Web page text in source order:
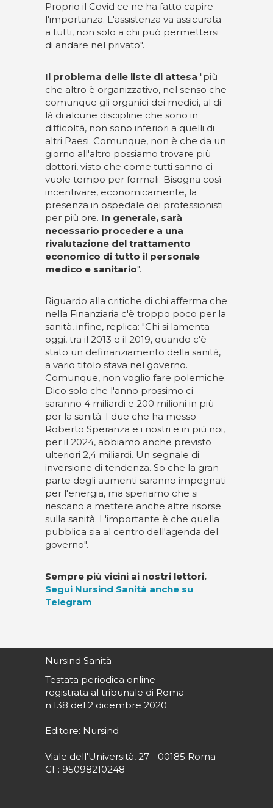
Proprio il Covid ce ne ha fatto capire
l'importanza. L'assistenza va assicurata
a tutti, non solo a chi può permettersi
di andare nel privato".
Il problema delle liste di attesa "più
che altro è organizzativo, nel senso che
comunque gli organici dei medici, al di
là di alcune discipline che sono in
difficoltà, non sono inferiori a quelli di
altri Paesi. Comunque, non è che da un
giorno all'altro possiamo trovare più
dottori, visto che come tutti sanno ci
vuole tempo per formali. Bisogna così
incentivare, economicamente, la
presenza in ospedale dei professionisti
per più ore. In generale, sarà
necessario procedere a una
rivalutazione del trattamento
economico di tutto il personale
medico e sanitario".
Riguardo alla critiche di chi afferma che
nella Finanziaria c'è troppo poco per la
sanità, infine, replica: "Chi si lamenta
oggi, tra il 2013 e il 2019, quando c'è
stato un definanziamento della sanità,
a vario titolo stava nel governo.
Comunque, non voglio fare polemiche.
Dico solo che l'anno prossimo ci
saranno 4 miliardi e 200 milioni in più
per la sanità. I due che ha messo
Roberto Speranza e i nostri e in più noi,
per il 2024, abbiamo anche previsto
ulteriori 2,4 miliardi. Un segnale di
inversione di tendenza. So che la gran
parte degli aumenti saranno impegnati
per l'energia, ma speriamo che si
riescano a mettere anche altre risorse
sulla sanità. L'importante è che quella
pubblica sia al centro dell'agenda del
governo".
Sempre più vicini ai nostri lettori.
Segui Nursind Sanità anche su
Telegram
Nursind Sanità
Testata periodica online
registrata al tribunale di Roma
n.138 del 2 dicembre 2020
Editore: Nursind
Viale dell'Università, 27 - 00185 Roma
CF: 95098210248